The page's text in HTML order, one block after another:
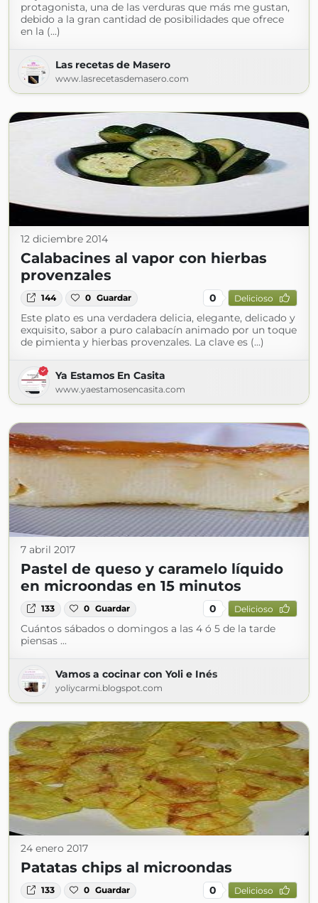
protagonista, una de las verduras que más me gustan,
debido a la gran cantidad de posibilidades que ofrece
en la (...)
Las recetas de Masero
www.lasrecetasdemasero.com
12 diciembre 2014
Calabacines al vapor con hierbas
provenzales
144 0 Guardar 0 Delicioso
Este plato es una verdadera delicia, elegante, delicado y
exquisito, sabor a puro calabacín animado por un toque
de pimienta y hierbas provenzales. La clave es (...)
Ya Estamos En Casita
www.yaestamosencasita.com
7 abril 2017
Pastel de queso y caramelo líquido
en microondas en 15 minutos
133 0 Guardar 0 Delicioso
Cuántos sábados o domingos a las 4 ó 5 de la tarde
piensas ...
Vamos a cocinar con Yoli e Inés
yoliycarmi.blogspot.com
24 enero 2017
Patatas chips al microondas
133 0 Guardar 0 Delicioso